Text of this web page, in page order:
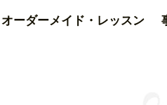
オーダーメイド・レッスン